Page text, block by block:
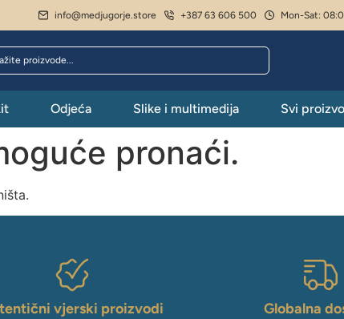
info@medjugorje.store +387 63 606 500 Mon-Sat:
Odjeća Slike i multimedija Svi
pronaći.
vjerski proizvodi Globalna